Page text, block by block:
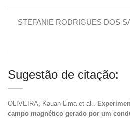
STEFANIE RODRIGUES DOS
Sugestão de citação:
OLIVEIRA, Kauan Lima et al..
campo magnético gerado por um